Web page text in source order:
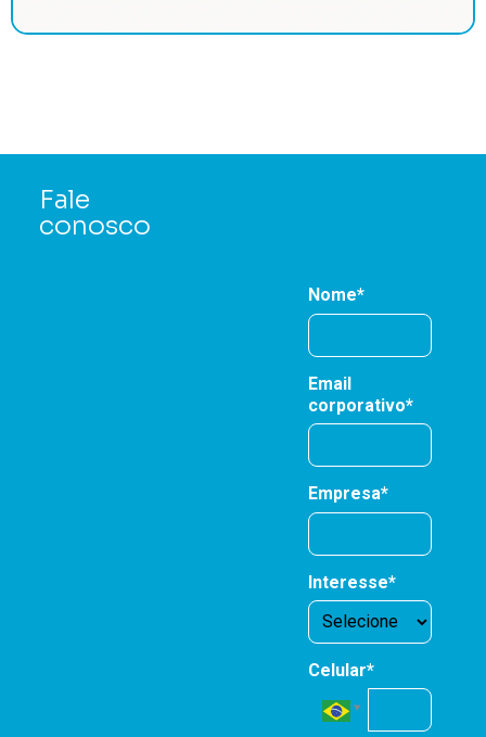
Fale
conosco
Nome*
Email
corporativo*
Empresa*
Interesse*
Celular*